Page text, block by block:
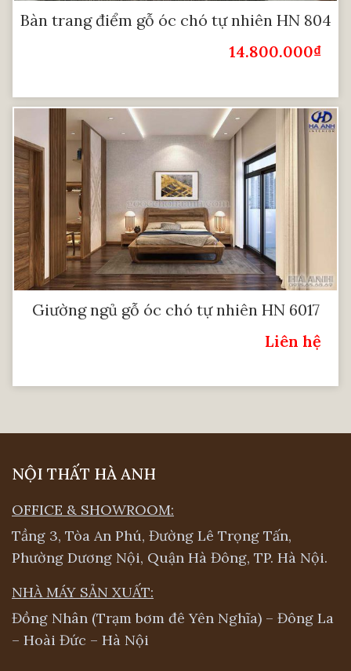
Bàn trang điểm gỗ óc chó tự nhiên HN 804
14.800.000₫
Giường ngủ gỗ óc chó tự nhiên HN 6017
Liên hệ
NỘI THẤT HÀ ANH
OFFICE & SHOWROOM:
Tầng 3, Tòa An Phú, Đường Lê Trọng Tấn,
Phường Dương Nội, Quận Hà Đông, TP. Hà Nội.
NHÀ MÁY SẢN XUẤT:
Đồng Nhân (Trạm bơm đê Yên Nghĩa) – Đông La
– Hoài Đức – Hà Nội